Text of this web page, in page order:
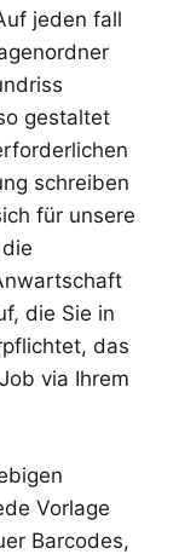
jeden fall
gestaltet
schreiben
für unsere
die Sie in
das
via Ihrem
Vorlage
Barcodes,